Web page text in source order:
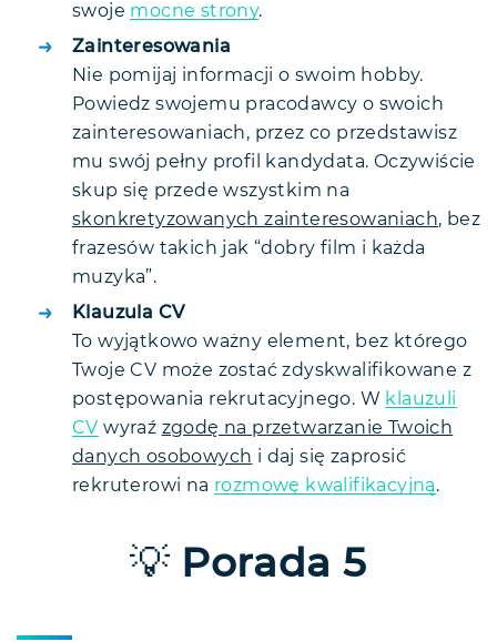
swoje mocne strony.
Zainteresowania
Nie pomijaj informacji o swoim hobby.
Powiedz swojemu pracodawcy o swoich
zainteresowaniach, przez co przedstawisz
mu swój pełny profil kandydata. Oczywiście
skup się przede wszystkim na
skonkretyzowanych zainteresowaniach, bez
frazesów takich jak “dobry film i każda
muzyka”.
Klauzula CV
To wyjątkowo ważny element, bez którego
Twoje CV może zostać zdyskwalifikowane z
postępowania rekrutacyjnego. W klauzuli
CV wyraź zgodę na przetwarzanie Twoich
danych osobowych i daj się zaprosić
rekruterowi na rozmowę kwalifikacyjną.
💡 Porada 5